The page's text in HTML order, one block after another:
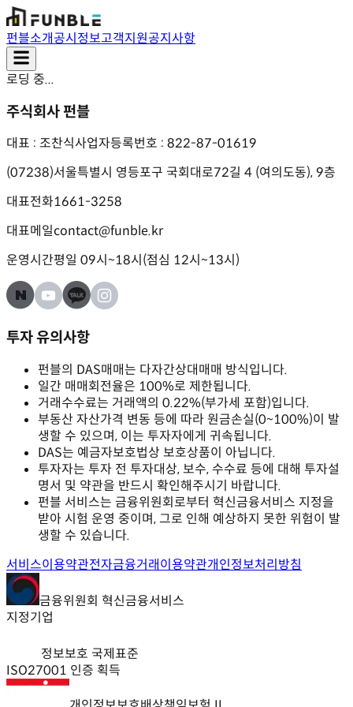
펀블소개공시정보고객지원공지사항
로딩 중...
주식회사 펀블
대표 : 조찬식사업자등록번호 : 822-87-01619
(07238)서울특별시 영등포구 국회대로72길 4 (여의도동), 9층
대표전화1661-3258
대표메일contact@funble.kr
운영시간평일 09시~18시(점심 12시~13시)
투자 유의사항
펀블의 DAS매매는 다자간상대매매 방식입니다.
일간 매매회전율은 100%로 제한됩니다.
거래수수료는 거래액의 0.22%(부가세 포함)입니다.
부동산 자산가격 변동 등에 따라 원금손실(0~100%)이 발
생할 수 있으며, 이는 투자자에게 귀속됩니다.
DAS는 예금자보호법상 보호상품이 아닙니다.
투자자는 투자 전 투자대상, 보수, 수수료 등에 대해 투자설
명서 및 약관을 반드시 확인해주시기 바랍니다.
펀블 서비스는 금융위원회로부터 혁신금융서비스 지정을
받아 시험 운영 중이며, 그로 인해 예상하지 못한 위험이 발
생할 수 있습니다.
서비스이용약관전자금융거래이용약관개인정보처리방침
금융위원회 혁신금융서비스
지정기업
정보보호 국제표준
ISO27001 인증 획득